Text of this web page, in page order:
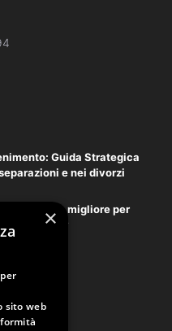
Guida Strategica
e nei divorzi
la scelta migliore per
privacy
×
sito web